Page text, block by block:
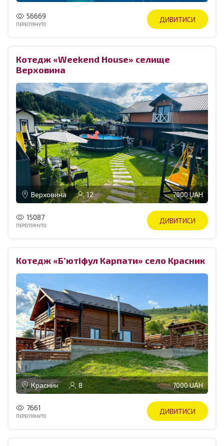
56669
ПЕРЕГЛЯНУТО
ДИВИТИСИ
Котедж «Weekend House» селище
Верховина
Верховина 12 7000 UAH
15087
ПЕРЕГЛЯНУТО
ДИВИТИСИ
Котедж «Бʼютіфул Карпати» село Красник
Красник 8 7000 UAH
7661
ПЕРЕГЛЯНУТО
ДИВИТИСИ